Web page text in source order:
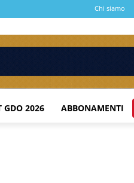
Chi siamo
GDO 2026 ABBONAMENTI